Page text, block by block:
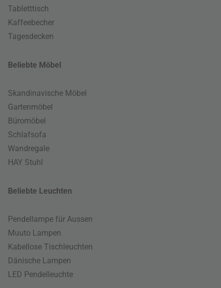
Tabletttisch
Kaffeebecher
Tagesdecken
Beliebte Möbel
Skandinavische Möbel
Gartenmöbel
Büromöbel
Schlafsofa
Wandregale
HAY Stuhl
Beliebte Leuchten
Pendellampe für Aussen
Muuto Lampen
Kabellose Tischleuchten
Dänische Lampen
LED Pendelleuchte